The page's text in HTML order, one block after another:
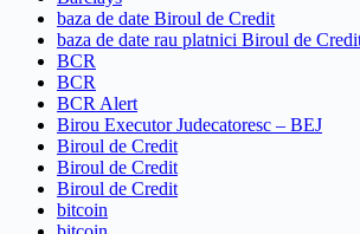
baza de date Biroul de Credit
baza de date rau platnici Biroul de
BCR
BCR
BCR Alert
Birou Executor Judecatoresc – BEJ
Biroul de Credit
Biroul de Credit
Biroul de Credit
bitcoin